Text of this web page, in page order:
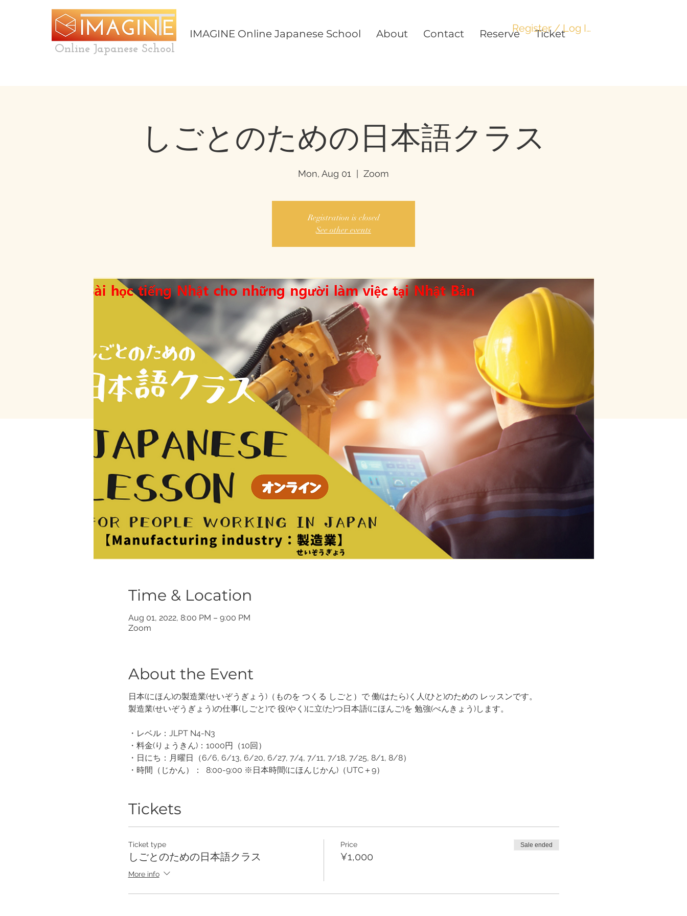
Online Japanese School
IMAGINE Online Japanese School About Contact Reserve Ticket
Register / Log In
しごとのための日本語クラス
Mon, Aug 01 Zoom
Registration is closed
See other events
Time & Location
Aug 01, 2022, 8:00 PM – 9:00 PM
Zoom
About the Event
日本(にほん)の製造業(せいぞうぎょう)（ものを つくる しごと）で 働(はたら)く人(ひと)のための レッスンです。
製造業(せいぞうぎょう)の仕事(しごと)で 役(やく)に立(た)つ日本語(にほんご)を 勉強(べんきょう)します。
・レベル：JLPT N4-N3
・料金(りょうきん)：1000円（10回）
・日にち：月曜日（6/6, 6/13, 6/20, 6/27, 7/4, 7/11, 7/18, 7/25, 8/1, 8/8）
・時間（じかん）： 8:00-9:00 ※日本時間(にほんじかん)（UTC＋9）
Tickets
Ticket type
しごとのための日本語クラス
More info
Price
¥1,000
Sale ended